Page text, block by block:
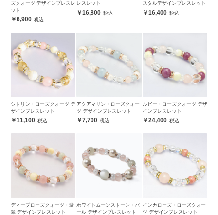
ズクォーツ デザインブレスレ
ット
6,900
レスレット
16,800
スタルデザインブレスレット
16,400
シトリン・ローズクォーツ デ
ザインブレスレット
11,100
アクアマリン・ローズクォー
ツ デザインブレスレット
7,700
ルビー・ローズクォーツ デザ
インブレスレット
24,400
ディープローズクォーツ・翡
翠 デザインブレスレット
ホワイトムーンストーン・パ
ール デザインブレスレット
インカローズ・ローズクォー
ツ デザインブレスレット